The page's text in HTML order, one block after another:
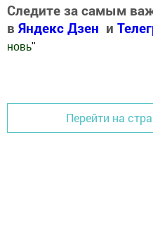
Следите за самым
в Яндекс Дзен и
новь"
Перейти на